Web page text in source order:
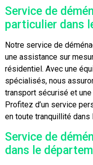
Service de
particulier dans
Notre service de
une assistance sur
résidentiel. Avec une
spécialisés, nous
transport sécurisé et
Profitez d’un service
en toute tranquillité dans
Service de
dans le